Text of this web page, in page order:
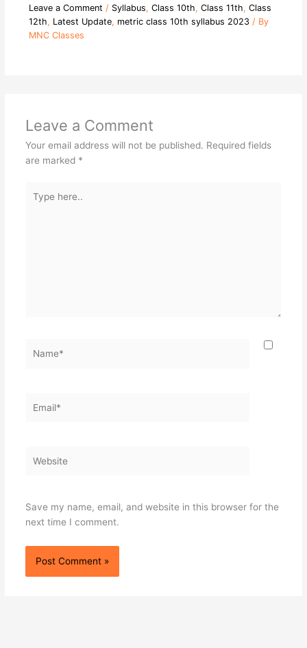
Leave a Comment / Syllabus, Class 10th, Class 11th, Class
12th, Latest Update, metric class 10th syllabus 2023/ By
MNC Classes
Leave a Comment
Your email address will not be published. Required fields
are marked *
here..
Save my name, email, and website in this browser for the
next time I comment.